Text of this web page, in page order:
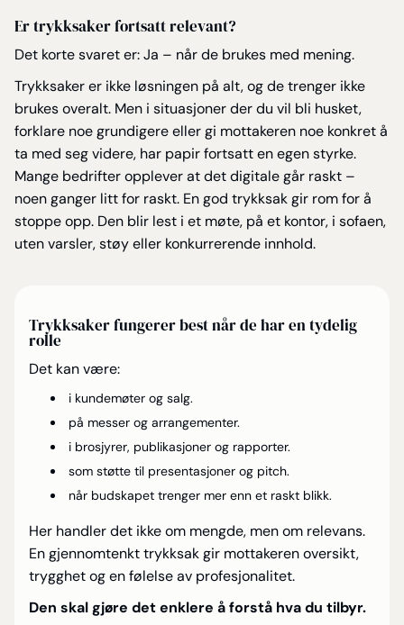
Er trykksaker fortsatt relevant?
Det korte svaret er: Ja – når de brukes med mening.
Trykksaker er ikke løsningen på alt, og de trenger ikke
brukes overalt. Men i situasjoner der du vil bli husket,
forklare noe grundigere eller gi mottakeren noe konkret å
ta med seg videre, har papir fortsatt en egen styrke.
Mange bedrifter opplever at det digitale går raskt –
noen ganger litt for raskt. En god trykksak gir rom for å
stoppe opp. Den blir lest i et møte, på et kontor, i sofaen,
uten varsler, støy eller konkurrerende innhold.
Trykksaker fungerer best når de har en tydelig
rolle
Det kan være:
i kundemøter og salg.
på messer og arrangementer.
i brosjyrer, publikasjoner og rapporter.
som støtte til presentasjoner og pitch.
når budskapet trenger mer enn et raskt blikk.
Her handler det ikke om mengde, men om relevans.
En gjennomtenkt trykksak gir mottakeren oversikt,
trygghet og en følelse av profesjonalitet.
Den skal gjøre det enklere å forstå hva du tilbyr.